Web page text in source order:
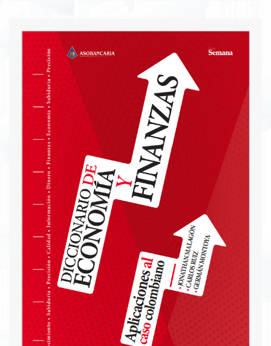
arte como expresión de identidad y nación,
subrayando el deber de proteger y estimular la
creación artística. Además, se presenta un relato
visual de las obras custodiadas por estas
entidades, reflejando la responsabilidad social del
sector en el apoyo a la cultura y su contribución
a la construcción de un futuro con confianza.
Descargar PDF